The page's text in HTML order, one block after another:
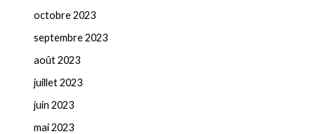
octobre 2023
septembre 2023
août 2023
juillet 2023
juin 2023
mai 2023